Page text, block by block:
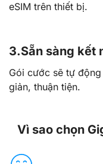
eSIM trên thiết bị.
3.Sẵn sàng kết
Gói cước sẽ tự
giản, thuận tiện.
Vì sao chọn